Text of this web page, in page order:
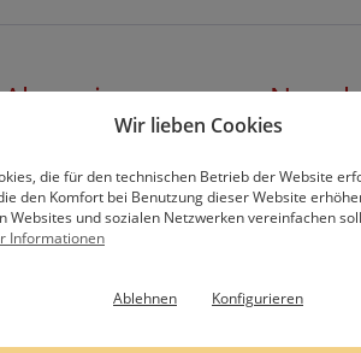
Abonniere unseren
bitte bestätige die Anmeldung mit dem
Wir lieben Cookies
die für den technischen Betrieb der Website
den Komfort bei Benutzung dieser Website
Websites und sozialen Netzwerken vereinfachen
Informationen
Ablehnen Konfigurieren